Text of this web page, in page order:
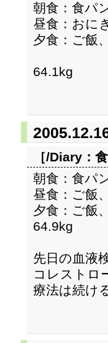
朝食：食パ
昼食：おに
夕食：ご飯
64.1kg
［/Diary：
朝食：食パ
昼食：ご飯
夕食：ご飯
64.9kg
先日の血液
コレストロ
療法は続け